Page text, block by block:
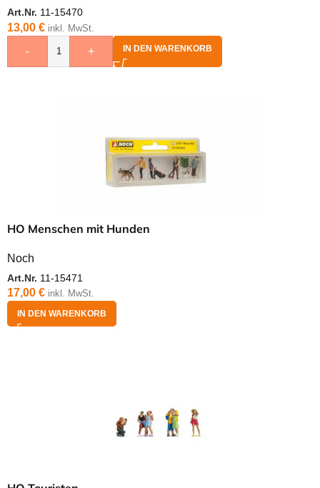
Art.Nr. 11-15470
13,00 € inkl. MwSt.
- + IN DEN WARENKORB
HO Menschen mit Hunden
Noch
Art.Nr. 11-15471
17,00 € inkl. MwSt.
IN DEN WARENKORB